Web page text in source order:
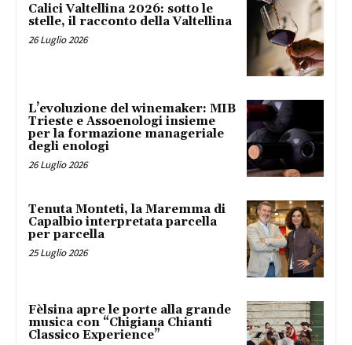
Calici Valtellina 2026: sotto le
stelle, il racconto della Valtellina
26 Luglio 2026
L’evoluzione del winemaker: MIB
Trieste e Assoenologi insieme
per la formazione manageriale
degli enologi
26 Luglio 2026
Tenuta Monteti, la Maremma di
Capalbio interpretata parcella
per parcella
25 Luglio 2026
Fèlsina apre le porte alla grande
musica con “Chigiana Chianti
Classico Experience”